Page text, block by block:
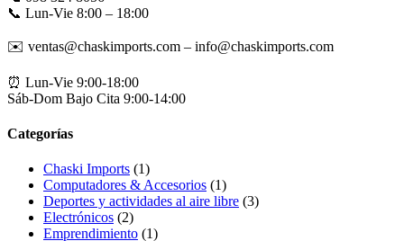
📞 Lun-Vie 8:00 – 18:00
✉️ ventas@chaskimports.com – info@chaskimports.com
⏰ Lun-Vie 9:00-18:00
Sáb-Dom Bajo Cita 9:00-14:00
Categorías
Chaski Imports (1)
Computadores & Accesorios (1)
Deportes y actividades al aire libre (3)
Electrónicos (2)
Emprendimiento (1)